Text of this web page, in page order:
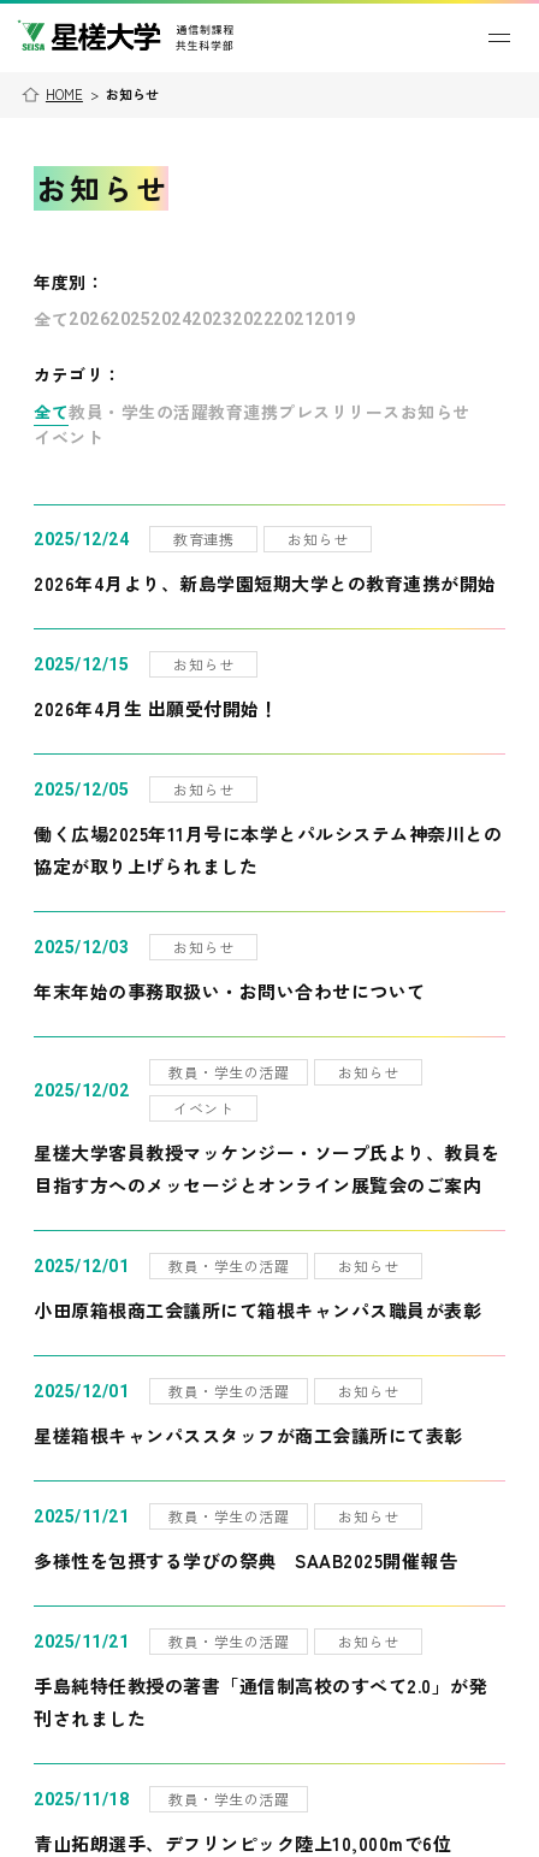
HOME > お知らせ
お知らせ
年度別 ：
全て202620252024202320222021 2019
カテゴリ：
全て教員・学生の活躍教育連携プレスリリース お知らせ
イベント
2025/12/24 教育連携 お知らせ
2026年4月より、新島学園短期大学との教育連携が開始
2025/12/15 お知らせ
2026年4月生 出願受付開始！
2025/12/05 お知らせ
働く広場2025年11月号に本学とパルシステム神奈川との
協定が取り上げられました
2025/12/03 お知らせ
年末年始の事務取扱い・お問い合わせについて
2025/12/02
教員・学生の活躍
お知らせ
イベント
星槎大学客員教授マッケンジー・ソープ氏より、教員を
目指す方へのメッセージとオンライン展覧会のご案内
2025/12/01 教員・学生の活躍 お知らせ
小田原箱根商工会議所にて箱根キャンパス職員が表彰
2025/12/01 教員・学生の活躍 お知らせ
星槎箱根キャンパススタッフが商工会議所にて表彰
2025/11/21 教員・学生の活躍 お知らせ
多様性を包摂する学びの祭典 SAAB2025開催報告
2025/11/21 教員・学生の活躍 お知らせ
手島純特任教授の著書「通信制高校のすべて2.0」が発
刊されました
2025/11/18 教員・学生の活躍
青山拓朗選手、デフリンピック陸上10,000mで6位